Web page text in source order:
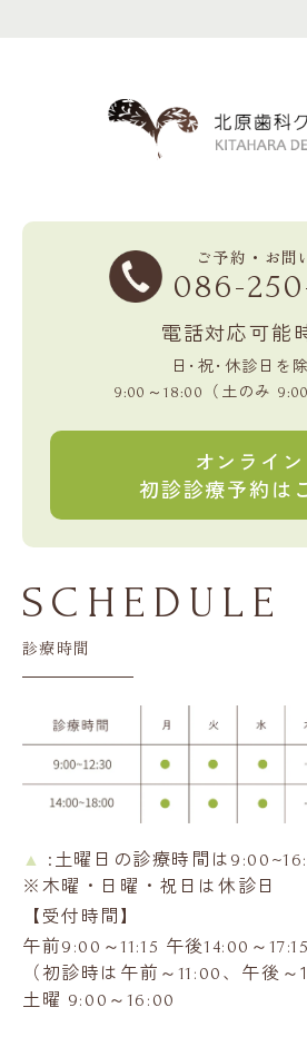
ご予約・お問
086-
電話対応可能
日･祝･休診日を
9:00 ～18:00 （土のみ9:00
オンライン
初診診療予約は
SCHEDULE
診療時間
▲ :土曜日の診療時間は 9:00 ~
※木曜・日曜・祝日は休診日
【受付時間】
午前9:00 ～11:15 午後14:00 ～17:15
（初診時は午前～11:00 、午後～
土曜 9:00 ～16:00